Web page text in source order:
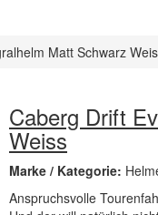
Matt Schwarz
Caberg Drift
Weiss
Marke / Kategorie:
Anspruchsvolle